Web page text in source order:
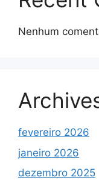
Nenhum
fevereiro 2026
janeiro 2026
dezembro 2025